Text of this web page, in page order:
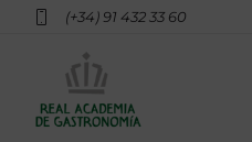
(+34) 91 432 33 60